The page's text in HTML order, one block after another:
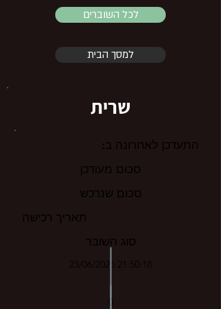
לכל השוברים
למסך הבית
שרית
התעדכן לאחרונה ב:
סכום מעודכן
סכום שנרכש
תאריך רכישה
סוג השובר
23/06/2026 21:50:18
0